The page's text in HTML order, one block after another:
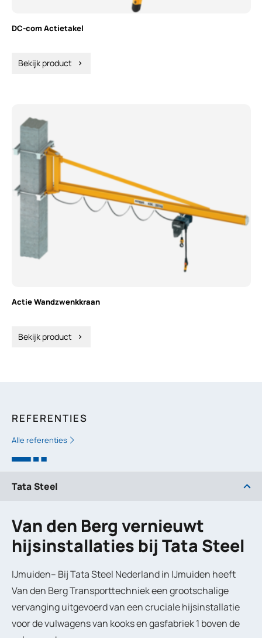
DC-com Actietakel
Bekijk product chevron_right
Actie Wandzwenkkraan
Bekijk product chevron_right
REFERENTIES
Alle referenties
Tata Steel
Van den Berg vernieuwt
hijsinstallaties bij Tata Steel
IJmuiden– Bij Tata Steel Nederland in IJmuiden heeft
Van den Berg Transporttechniek een grootschalige
vervanging uitgevoerd van een cruciale hijsinstallatie
voor de vulwagens van kooks en gasfabriek 1 boven de